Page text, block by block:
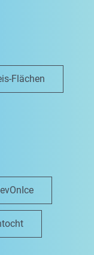
Flächen